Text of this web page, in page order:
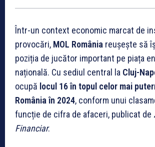
Într-un context economic marcat de
provocări, MOL România reușește să
poziția de jucător important pe piața
națională. Cu sediul central la Cluj-
ocupă locul 16 în topul celor mai
România în 2024, conform unui
funcție de cifra de afaceri, publicat de
Financiar.